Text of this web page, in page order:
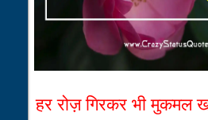
हर रोज़ गिरकर भी मुकमल